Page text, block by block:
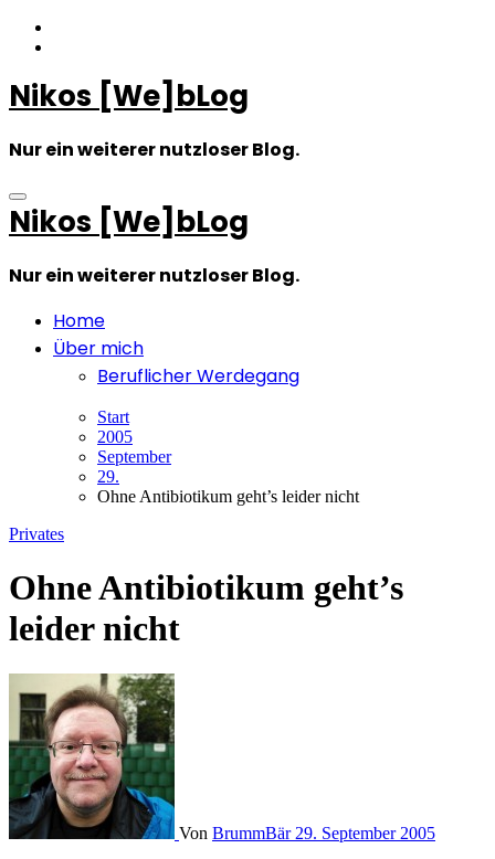
Zum
Inhalt
Nikos [We]bLog
Nur ein weiterer nutzloser Blog.
Nikos [We]bLog
Nur ein weiterer nutzloser Blog.
Home
Über mich
Beruflicher Werdegang
Start
2005
September
29.
Ohne Antibiotikum geht’s leider nicht
Privates
Ohne Antibiotikum geht’s
leider nicht
Von BrummBär 29. September 2005